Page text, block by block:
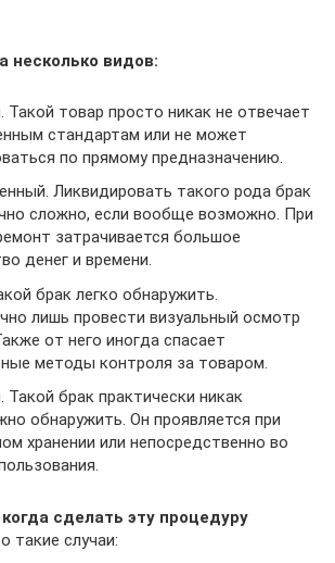
несколько видов:
товар просто никак не отвечает
стандартам или не может
по прямому предназначению.
Ликвидировать такого рода брак
сложно, если вообще возможно. При
затрачивается большое
денег и времени.
брак легко обнаружить.
лишь провести визуальный осмотр
от него иногда спасает
методы контроля за товаром.
брак практически никак
обнаружить. Он проявляется при
хранении или непосредственно во
сделать эту процедуру
такие случаи: